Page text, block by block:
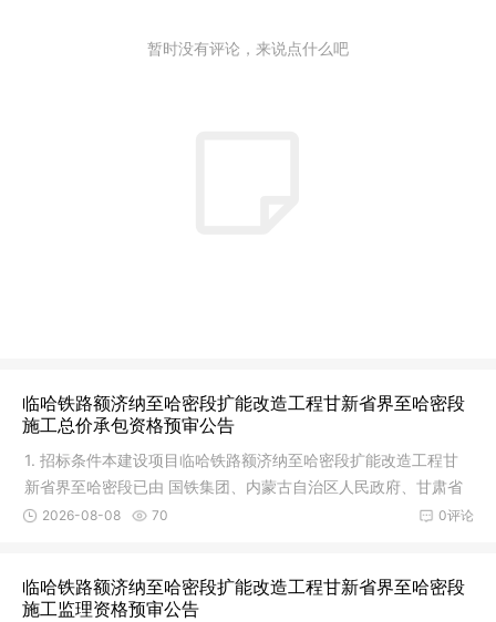
暂时没有评论，来说点什么吧
临哈铁路额济纳至哈密段扩能改造工程甘新省界至哈密段
施工总价承包资格预审公告
1. 招标条件本建设项目临哈铁路额济纳至哈密段扩能改造工程甘
新省界至哈密段已由 国铁集团、内蒙古自治区人民政府、甘肃省
人民政
0评论
2026-08-08 70
临哈铁路额济纳至哈密段扩能改造工程甘新省界至哈密段
施工监理资格预审公告